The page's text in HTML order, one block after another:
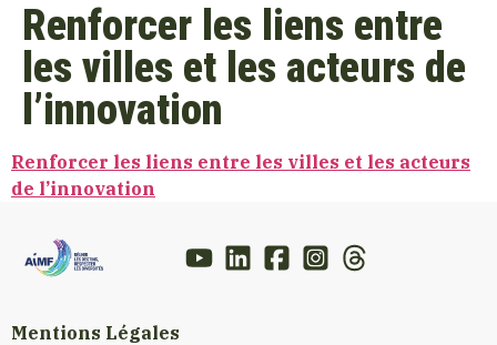
Renforcer les liens entre
les villes et les acteurs de
l’innovation
Renforcer les liens entre les villes et les acteurs
de l’innovation
Mentions Légales